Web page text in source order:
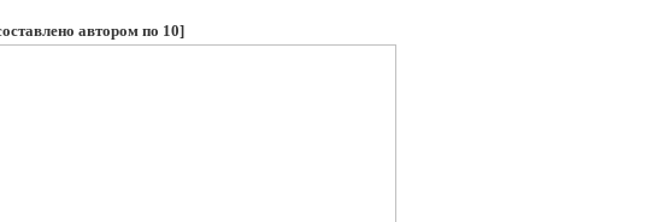
автором по 10]